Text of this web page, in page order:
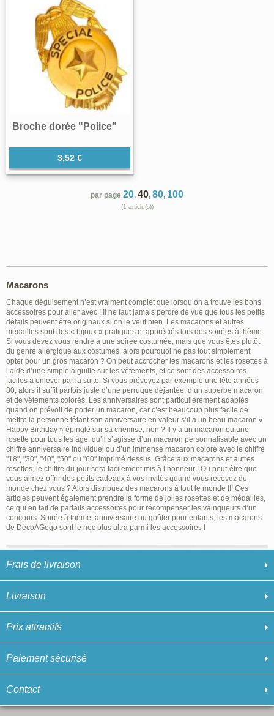
Frais de livraison
Livraison
Prix attractifs
Paiement sécurisé
Contact
Broche dorée "Police"
3,52 €
par page 20, 40, 80, 100
(1 article(s))
Macarons
Chaque déguisement n’est vraiment complet que lorsqu’on a trouvé les bons
accessoires pour aller avec ! Il ne faut jamais perdre de vue que tous les petits
détails peuvent être originaux si on le veut bien. Les macarons et autres
médailles sont des « bijoux » pratiques et appréciés lors des soirées à thème.
Si vous devez vous rendre à une soirée costumée, mais que vous êtes plutôt
du genre allergique aux costumes, alors pourquoi ne pas tout simplement
opter pour un gros macaron ? On peut accrocher les macarons et les rosettes à
l’aide d’une simple aiguille sur les vêtements, et ce sont des accessoires
faciles à enlever par la suite. Si vous prévoyez par exemple une fête années
80, alors il suffit parfois juste d’une perruque déjantée, d’un superbe macaron
et de vêtements colorés. Les anniversaires sont particulièrement adaptés
quand on prévoit de porter un macaron, car c’est beaucoup plus facile de
mettre la personne fêtant son anniversaire en valeur s’il a un beau macaron «
Happy Birthday » épinglé sur sa chemise, non ? Il y a un macaron ou une
rosette pour tous les âge, qu’il s’agisse d’un macaron personnalisable avec un
chiffre anniversaire individuel ou d’un immense macaron coloré avec le chiffre
"18", "30", "40", "50" ou "60" imprimé dessus. Grâce aux macarons et autres
rosettes, le chiffre du jour sera facilement mis à l’honneur ! Ou peut-être que
vous aimez offrir des petits cadeaux à vos invités quand vous recevez du
monde chez vous ? Alors distribuez des macarons à tout le monde !!! Ces
articles peuvent également prendre la forme de jolies rosettes et de médailles,
ce qui en fait de parfaits accessoires pour récompenser les vainqueurs d’un
concours. Soirée à thème, anniversaire ou goûter pour enfants, les macarons
de DécoÀGogo sont le nec plus ultra parmi les accessoires !